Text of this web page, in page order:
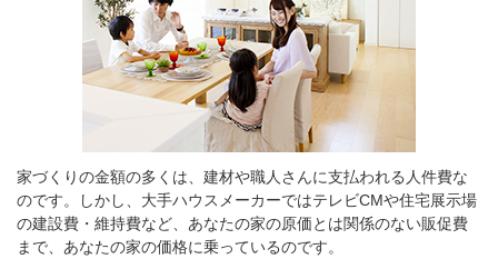
家づくりの金額の多くは、建材や職人さんに支払われる人件費な
のです。しかし、大手ハウスメーカーではテレビCMや住宅展示場
の建設費・維持費など、あなたの家の原価とは関係のない販促費
まで、あなたの家の価格に乗っているのです。